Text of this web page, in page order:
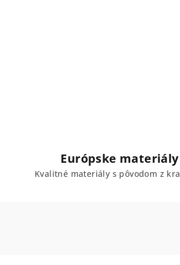
Európske materiály
Kvalitné materiály s pôvodom z